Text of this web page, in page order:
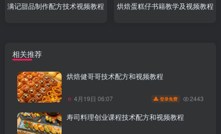
满记甜品制作配方技术视频教程
烘焙蛋糕仔书籍教学及视频教程
相关推荐
烘焙健哥哥技术配方和视频教程
4月19日 06:07 登录免费 2443
寿司料理创业课程技术配方和视频教程